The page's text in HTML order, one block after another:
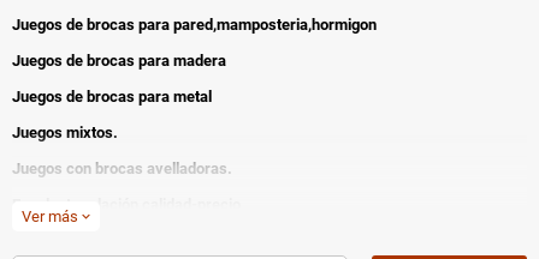
Juegos de brocas para pared,mamposteria,hormigon
Juegos de brocas para madera
Juegos de brocas para metal
Juegos mixtos.
Juegos con brocas avelladoras.
Ver más expand_more